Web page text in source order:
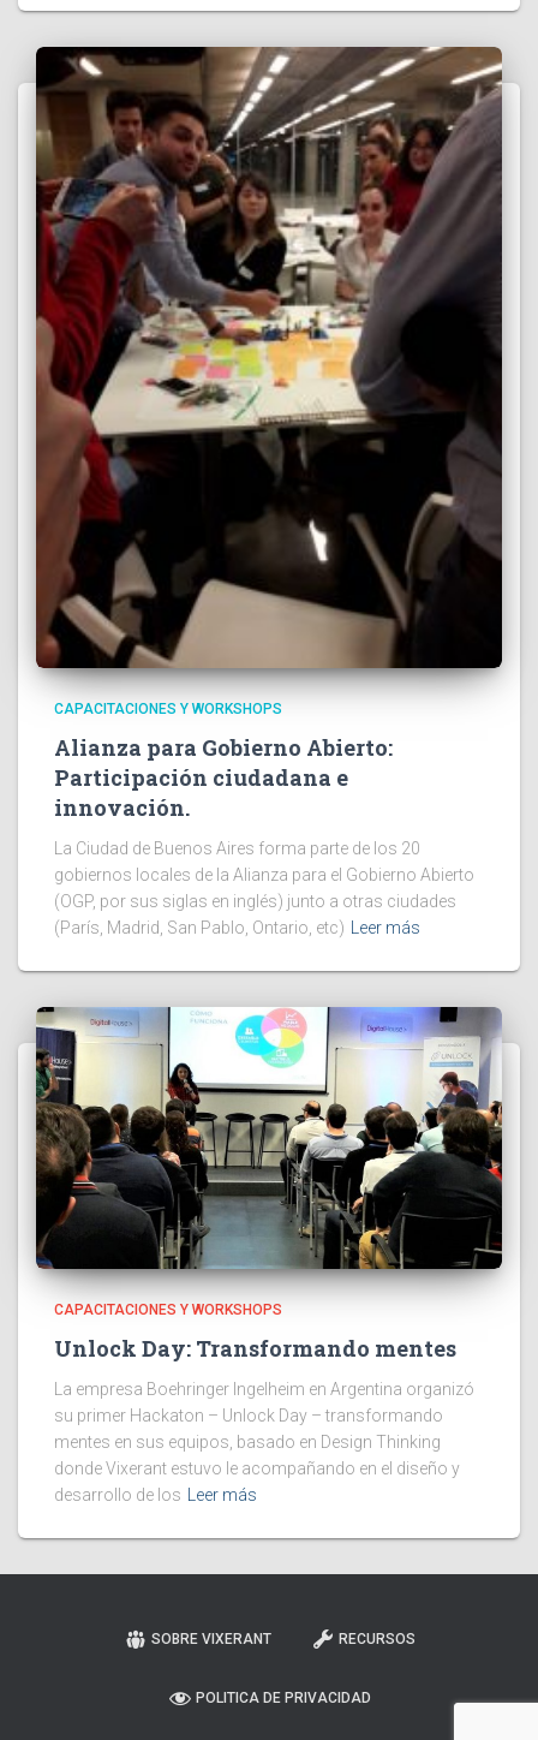
CAPACITACIONES Y WORKSHOPS
Alianza para Gobierno Abierto:
Participación ciudadana e
innovación.
La Ciudad de Buenos Aires forma parte de los 20
gobiernos locales de la Alianza para el Gobierno Abierto
(OGP, por sus siglas en inglés) junto a otras ciudades
(París, Madrid, San Pablo, Ontario, etc)
Leer más
CAPACITACIONES Y WORKSHOPS
Unlock Day: Transformando mentes
La empresa Boehringer Ingelheim en Argentina organizó
su primer Hackaton – Unlock Day – transformando
mentes en sus equipos, basado en Design Thinking
donde Vixerant estuvo le acompañando en el diseño y
desarrollo de los Leer más
SOBRE VIXERANT RECURSOS
POLITICA DE PRIVACIDAD